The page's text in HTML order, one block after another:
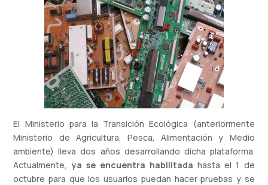
El Ministerio para la Transición Ecológica (anteriormente
Ministerio de Agricultura, Pesca, Alimentación y Medio
ambiente) lleva dos años desarrollando dicha plataforma.
Actualmente, ya se encuentra habilitada hasta el 1 de
octubre para que los usuarios puedan hacer pruebas y se